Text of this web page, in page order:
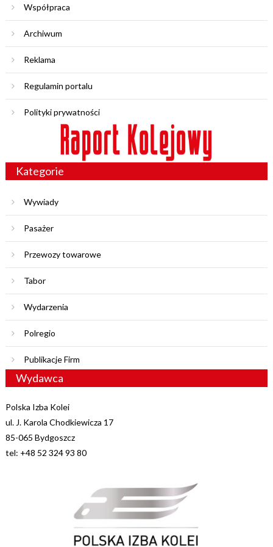
Współpraca
Archiwum
Reklama
Regulamin portalu
Polityki prywatności
Kategorie
Wywiady
Pasażer
Przewozy towarowe
Tabor
Wydarzenia
Polregio
Publikacje Firm
Wydawca
Polska Izba Kolei
ul. J. Karola Chodkiewicza 17
85-065 Bydgoszcz
tel: +48 52 324 93 80